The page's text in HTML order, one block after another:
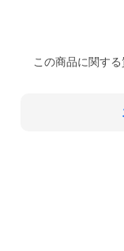
この商品に関す